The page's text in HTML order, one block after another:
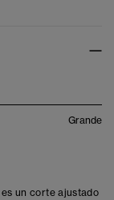
Grande
un corte ajustado